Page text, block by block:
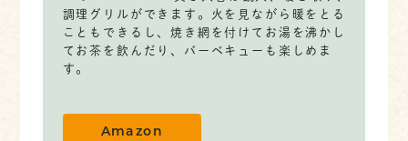
調理グリルができます。火を見ながら暖をとる
こともできるし、焼き網を付けてお湯を沸かし
てお茶を飲んだり、バーベキューも楽しめま
す。
Amazon